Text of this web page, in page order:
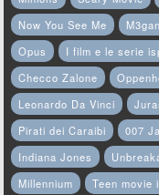
Now You See Me
M3gan
Opus
I film e le serie
Checco Zalone
Leonardo Da Vinci
Pirati dei Caraibi
007
Indiana Jones
Millennium
Teen movie